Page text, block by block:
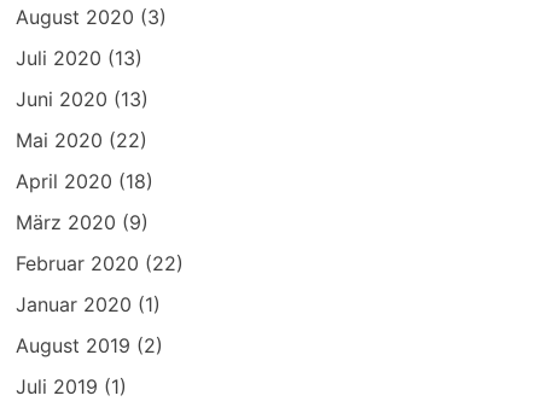
August 2020 (3)
Juli 2020 (13)
Juni 2020 (13)
Mai 2020 (22)
April 2020 (18)
März 2020 (9)
Februar 2020 (22)
Januar 2020 (1)
August 2019 (2)
Juli 2019 (1)